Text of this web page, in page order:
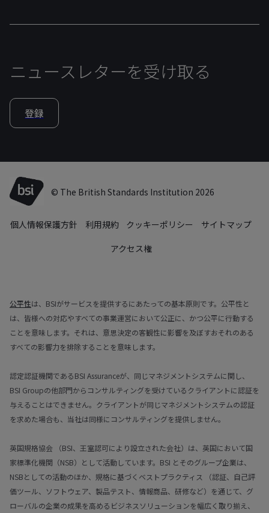
ニュースレターを受け取る
登録
© The British Standards Institution 2026
個人情報保護方針 利用規約 クッキーポリシー
サイトマップ
アクセス権
公平性は、BSIがサービスを提供するにあたっての基本原則です。公平性と
は、皆様への対応やすべての事業運営において公正に、かつ公平に行動する
ことを意味します。それは、意思決定の客観性に影響を及ぼすおそれのある
すべての影響力を排除することを意味します。
認定認証機関であるBSI Assuranceが、同じマネジメントシステムに関し、
BSI Groupの他部門からコンサルティングを受けているクライアントに認証を
与えることはできません。クライアントが同じマネジメントシステムの認証
を求めた場合も、当社は同様にコンサルティングを提供しません。
英国規格協会 （BSI、王室認可により設立された会社）は、英国において国
家標準化機関（NSB）として活動しています。BSI とそのグループ企業は、
NSBとしての活動のほか、規格に基づくベストプラクティス （認証、自己評
価ツール、ソフトウェア、製品テスト、情報商品、研修など）を通じて、グ
ローバルの企業の成果を高めるビジネスソリューションを幅広く取り揃え、